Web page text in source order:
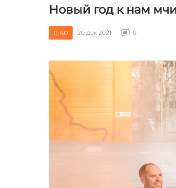
Новый год к нам
11:40 20 дек 2021 0